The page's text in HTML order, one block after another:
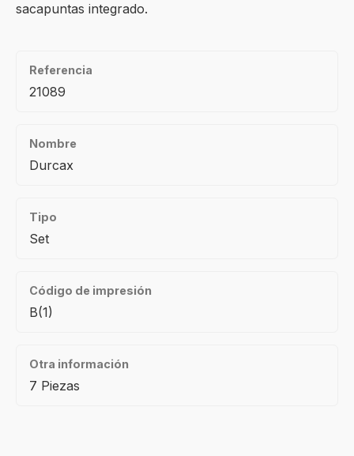
sacapuntas integrado.
Referencia
21089
Nombre
Durcax
Tipo
Set
Código de impresión
B(1)
Otra información
7 Piezas